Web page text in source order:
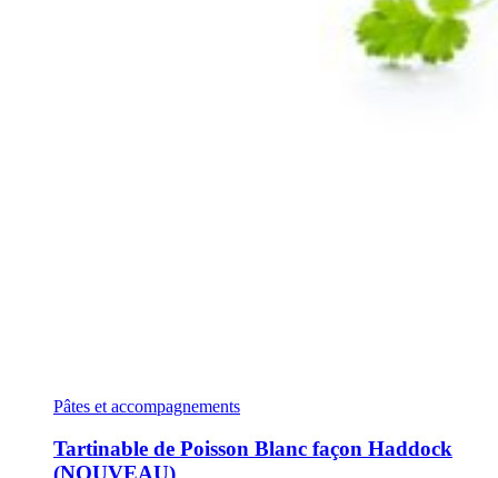
Pâtes et accompagnements
Tartinable de Poisson Blanc façon Haddock